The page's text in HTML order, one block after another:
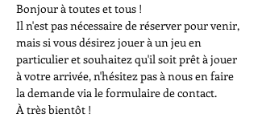
Bonjour à toutes et tous !
Il n'est pas nécessaire de réserver pour venir,
mais si vous désirez jouer à un jeu en
particulier et souhaitez qu'il soit prêt à jouer
à votre arrivée, n'hésitez pas à nous en faire
la demande via le formulaire de contact.
À très bientôt !